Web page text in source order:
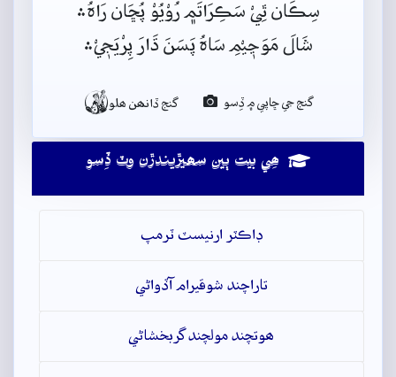
سِڪَان ٿِيْ سَڪِرَاتَم﮼ رُوْيُوْ پُڇَان رَاہُ﮶
شَالَ مَوَڃٖيْمِ سَاہُ پَسَنَ ڌَارَ پِرْيَجٖيْ﮶
گنج جي ڇاپي ۾ ڏِسو گنج ڏانھن ھلو
ھِي بيت ٻين سھيڙيندڙن وٽ ڏِسو
ڊاڪٽر ارنيسٽ ٽرمپ
تاراچند شوقيرام آڏواڻي
ھوتچند مولچند گربخشاڻي